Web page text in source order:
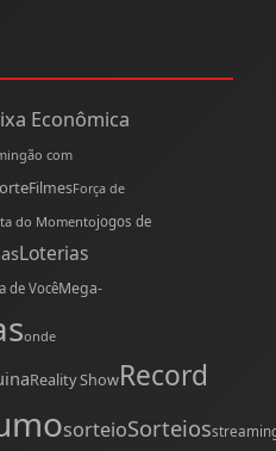
Econômica
com
FilmesForça de
do Momentojogos de
Loterias
de VocêMega-
onde
Reality ShowRecord
sorteioSorteios